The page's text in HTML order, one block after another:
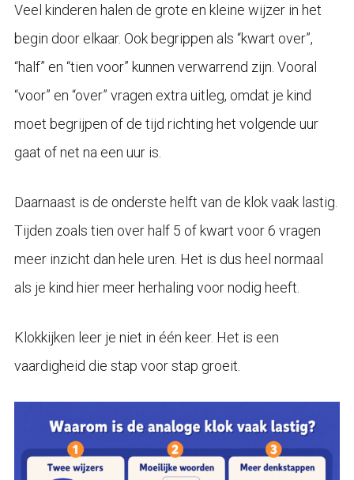
Veel kinderen halen de grote en kleine wijzer in het
begin door elkaar. Ook begrippen als “kwart over”,
“half” en “tien voor” kunnen verwarrend zijn. Vooral
“voor” en “over” vragen extra uitleg, omdat je kind
moet begrijpen of de tijd richting het volgende uur
gaat of net na een uur is.
Daarnaast is de onderste helft van de klok vaak lastig.
Tijden zoals tien over half 5 of kwart voor 6 vragen
meer inzicht dan hele uren. Het is dus heel normaal
als je kind hier meer herhaling voor nodig heeft.
Klokkijken leer je niet in één keer. Het is een
vaardigheid die stap voor stap groeit.